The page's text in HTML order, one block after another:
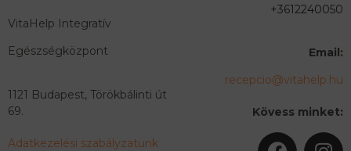
VitaHelp Integratív
Egészségközpont
1121 Budapest, Törökbálinti út
69.
Adatkezelési szabályzatunk
+3612240050
Email:
recepcio@vitahelp.hu
Kövess minket: